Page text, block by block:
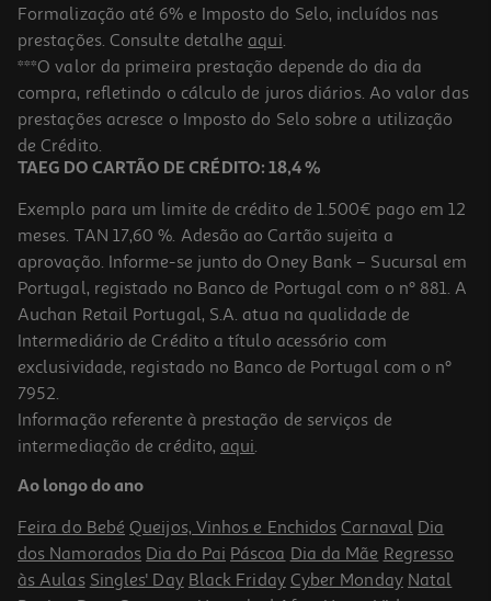
4.4 (55)
Creme Eucerin Hyaluron Filler Dia Spf30 50ml
926 €/Lt
46,30 €
Creme Fluído Avene Hyaluron Activ B3 Spf50 40ml
1057.75 €/Lt
42,31 €
Formalização até 6% e Imposto do Selo, incluídos nas
prestações. Consulte detalhe aqui.
***O valor da primeira prestação depende do dia da
compra, refletindo o cálculo de juros diários. Ao valor das
prestações acresce o Imposto do Selo sobre a utilização
de Crédito.
TAEG DO CARTÃO DE CRÉDITO: 18,4 %
Exemplo para um limite de crédito de 1.500€ pago em 12
meses. TAN 17,60 %. Adesão ao Cartão sujeita a
aprovação. Informe-se junto do Oney Bank – Sucursal em
Portugal, registado no Banco de Portugal com o nº 881. A
Auchan Retail Portugal, S.A. atua na qualidade de
Intermediário de Crédito a título acessório com
exclusividade, registado no Banco de Portugal com o nº
7952.
Informação referente à prestação de serviços de
intermediação de crédito, aqui.
Ao longo do ano
Feira do Bebé Queijos, Vinhos e Enchidos Carnaval Dia
dos Namorados Dia do Pai Páscoa Dia da Mãe Regresso
às Aulas Singles' Day Black Friday Cyber Monday Natal